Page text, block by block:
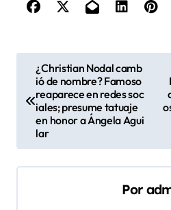
g
¿Christian Nodal camb
ió de nombre? Famoso
reaparece en redes soc
iales; presume tatuaje
en honor a Ángela Agui
lar
Por